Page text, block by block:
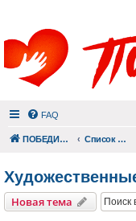
FAQ
ПОБЕДИШЬ.РУ Список форумов
Новая тема